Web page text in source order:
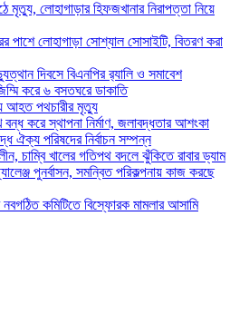
মৃত্যু, লোহাগাড়ার হিফজখানার নিরাপত্তা নিয়ে
পাশে লোহাগাড়া সোশ্যাল সোসাইটি, বিতরণ করা
দিবসে বিএনপির র‌্যালি ও সমাবেশ
করে ৬ বসতঘরে ডাকাতি
আহত পথচারীর মৃত্যু
বন্ধ করে স্থাপনা নির্মাণ, জলাবদ্ধতার আশংকা
ঐক্য পরিষদের নির্বাচন সম্পন্ন
চাম্বি খালের গতিপথ বদলে ঝুঁকিতে রাবার ড্যাম
পুনর্বাসন, সমন্বিত পরিকল্পনায় কাজ করছে
নবগঠিত কমিটিতে বিস্ফোরক মামলার আসামি